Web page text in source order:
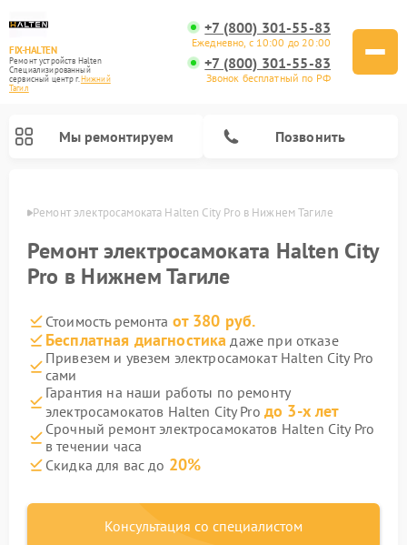
FIX-HALTEN
Ремонт устройств Halten
Специализированный
cервисный центр г.Нижний
Тагил
+7 (800) 301-55-83
Ежедневно, с 10:00 до 20:00
+7 (800) 301-55-83
Звонок бесплатный по РФ
Мы ремонтируем Позвонить
Ремонт электросамоката Halten City Pro в Нижнем Тагиле
Ремонт электросамоката Halten City
Pro в Нижнем Тагиле
Стоимость ремонта от 380 руб.
Бесплатная диагностика даже при отказе
Привезем и увезем электросамокат Halten City Pro
сами
Гарантия на наши работы по ремонту
электросамокатов Halten City Pro до 3-х лет
Срочный ремонт электросамокатов Halten City Pro
в течении часа
Скидка для вас до 20%
Консультация со специалистом